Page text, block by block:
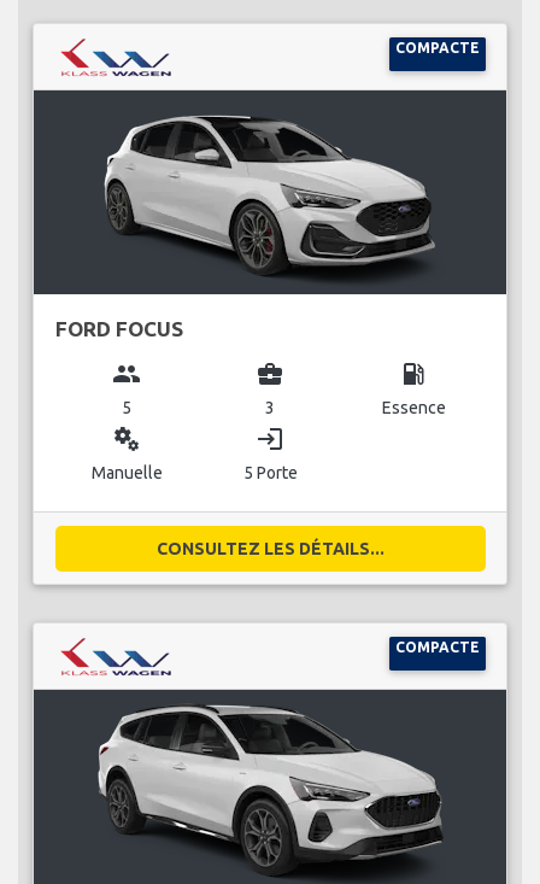
COMPACTE
FORD FOCUS
group
5
business_center
3
local_gas_station
Essence
miscellaneous_services
Manuelle
login
5 Porte
CONSULTEZ LES DÉTAILS...
COMPACTE